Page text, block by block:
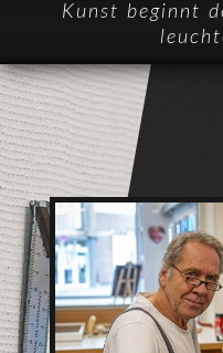
Kunst beginnt